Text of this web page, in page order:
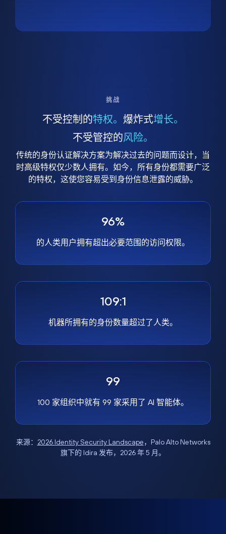
挑战
不受控制的特权。 爆炸式增长。
不受管控的风险。
传统的身份认证解决方案为解决过去的问题而设计，当
时高级特权仅少数人拥有。如今，所有身份都需要广泛
的特权，这使您容易受到身份信息泄露的威胁。
96%
的人类用户拥有超出必要范围的访问权限。
109:1
机器所拥有的身份数量超过了人类。
99
100 家组织中就有 99 家采用了 AI 智能体。
来源： 2026 Identity Security Landscape，Palo Alto Networks
旗下的 Idira 发布，2026 年 5 月。